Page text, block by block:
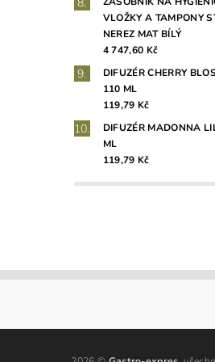
VLOŽKY A TAMPONY
NEREZ MAT BÍLÝ
4 747,60 Kč
DIFUZÉR CHERRY
110 ML
119,79 Kč
DIFUZÉR MADONNA
ML
119,79 Kč